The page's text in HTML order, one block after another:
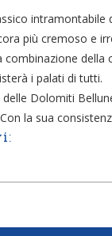
più cremoso e
combinazione della
i palati di tutti.
Dolomiti
la sua